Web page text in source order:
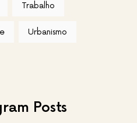
Trabalho
Urbanismo
Posts